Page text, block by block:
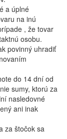
a úplné
na inú
, že tovar
osobu.
povinný uhradiť
do 14 dní od
sumy, ktorú za
nasledovné
ani inak
za štočok sa